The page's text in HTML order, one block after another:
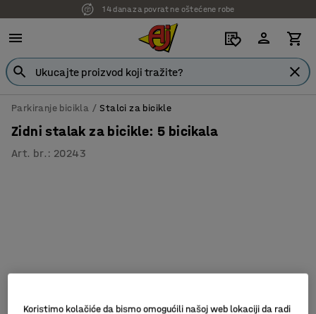
14 dana za povrat ne oštećene robe
Parkiranje bicikla Stalci za bicikle
Zidni stalak za bicikle: 5 bicikala
Art. br. : 20243
Koristimo kolačiće da bismo omogućili našoj web lokaciji da radi